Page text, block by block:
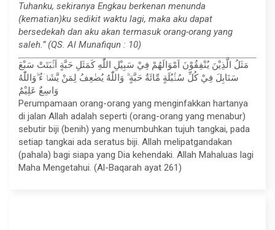
Tuhanku, sekiranya Engkau berkenan menunda
(kematian)ku sedikit waktu lagi, maka aku dapat
bersedekah dan aku akan termasuk orang-orang yang
saleh.” (QS. Al Munafiqun : 10)
مَثَلُ الَّذِيْنَ يُنْفِقُوْنَ اَمْوَالَهُمْ فِيْ سَبِيْلِ اللّٰهِ كَمَثَلِ حَبَّةٍ اَنْۢبَتَتْ سَبْعَ
سَنَابِلَ فِيْ كُلِّ سُنْۢبُلَةٍ مِّائَةُ حَبَّةٍ ۗ وَاللّٰهُ يُضٰعِفُ لِمَنْ يَّشَاۤءُ ۗوَاللّٰهُ
وَاسِعٌ عَلِيْمٌ
Perumpamaan orang-orang yang menginfakkan hartanya
di jalan Allah adalah seperti (orang-orang yang menabur)
sebutir biji (benih) yang menumbuhkan tujuh tangkai, pada
setiap tangkai ada seratus biji. Allah melipatgandakan
(pahala) bagi siapa yang Dia kehendaki. Allah Mahaluas lagi
Maha Mengetahui. (Al-Baqarah ayat 261)